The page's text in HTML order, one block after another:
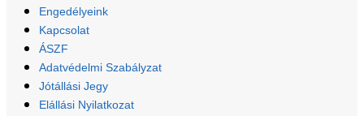
Engedélyeink
Kapcsolat
ÁSZF
Adatvédelmi Szabályzat
Jótállási Jegy
Elállási Nyilatkozat